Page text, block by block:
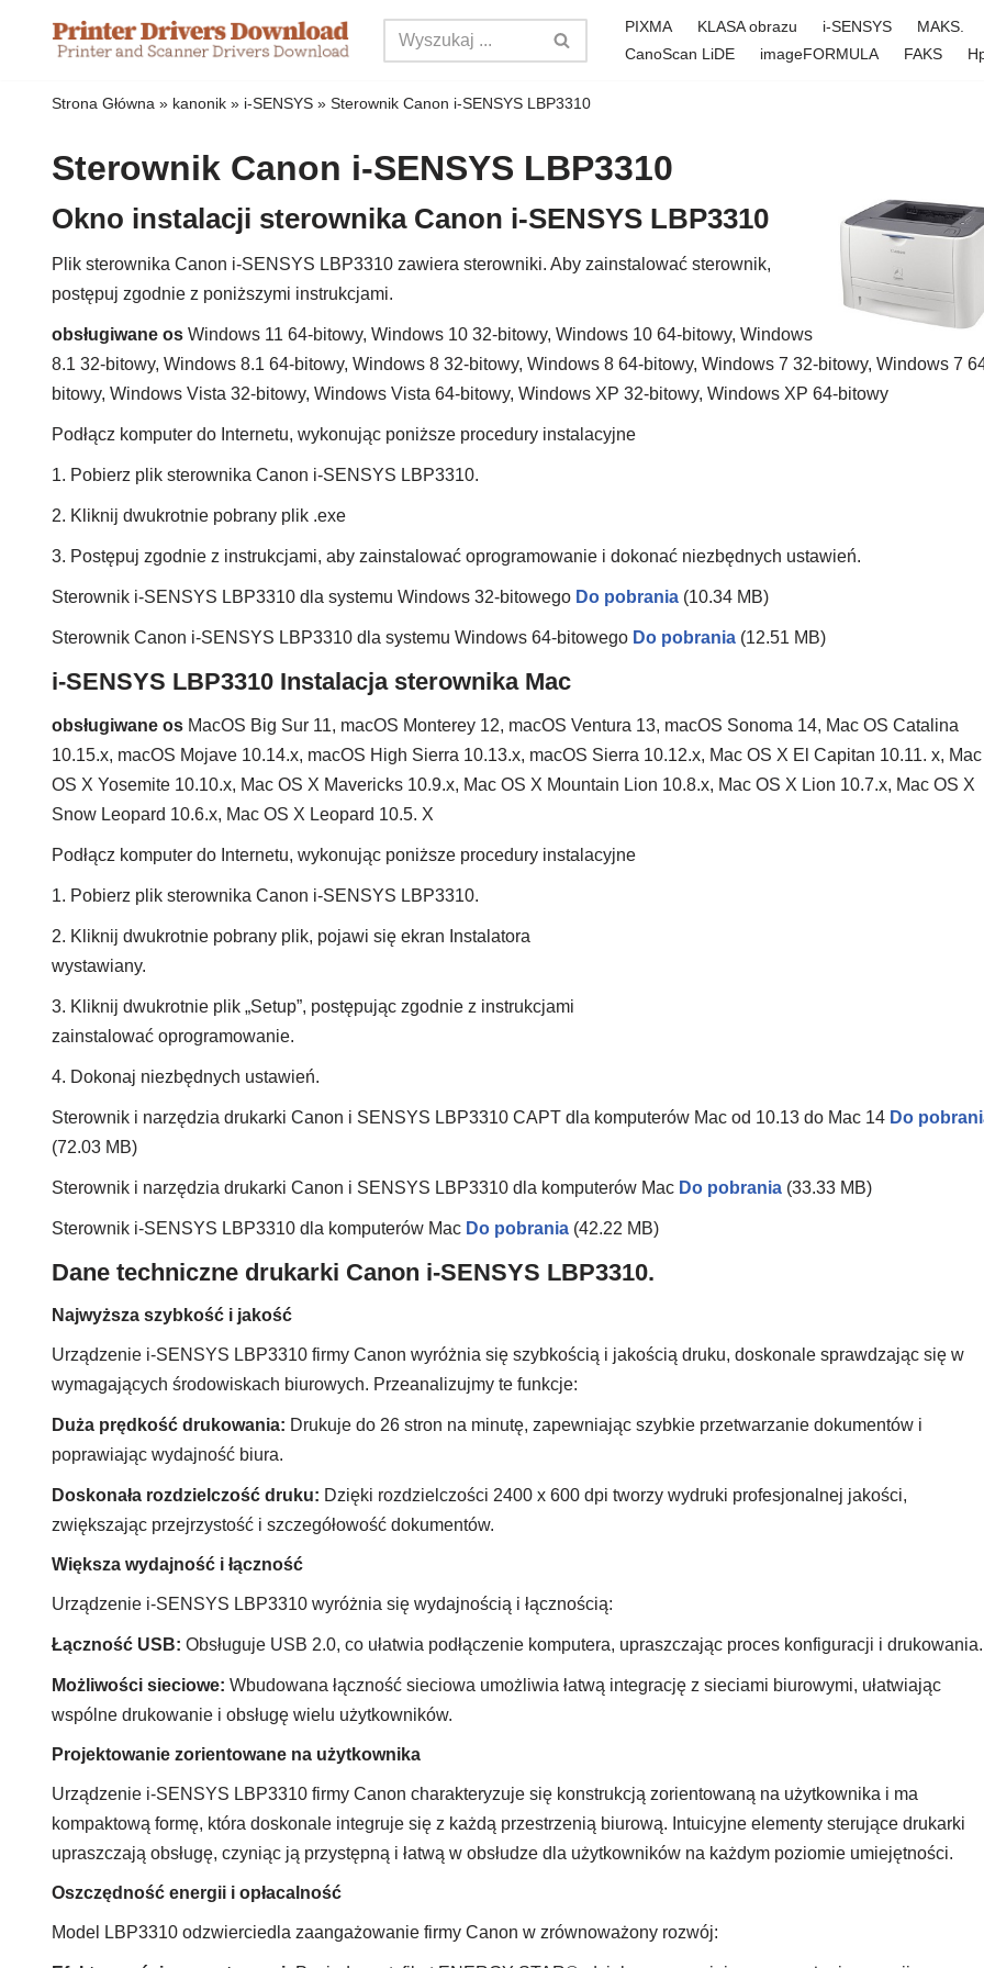
Przejdź
PIXMA KLASA obrazu i-SENSYS
MAKS.
CanoScan LiDE
imageFORMULA FAKS
Strona Główna » kanonik » i-SENSYS » Sterownik Canon i-SENSYS LBP3310
Sterownik Canon i-SENSYS LBP3310
Okno instalacji sterownika Canon i-SENSYS LBP3310
Plik sterownika Canon i-SENSYS LBP3310 zawiera sterowniki. Aby zainstalować sterownik,
postępuj zgodnie z poniższymi instrukcjami.
obsługiwane os Windows 11 64-bitowy, Windows 10 32-bitowy, Windows 10 64-bitowy, Windows
8.1 32-bitowy, Windows 8.1 64-bitowy, Windows 8 32-bitowy, Windows 8 64-bitowy, Windows 7 32-bitowy, Windows 7
bitowy, Windows Vista 32-bitowy, Windows Vista 64-bitowy, Windows XP 32-bitowy, Windows XP 64-bitowy
Podłącz komputer do Internetu, wykonując poniższe procedury instalacyjne
1. Pobierz plik sterownika Canon i-SENSYS LBP3310.
2. Kliknij dwukrotnie pobrany plik .exe
3. Postępuj zgodnie z instrukcjami, aby zainstalować oprogramowanie i dokonać niezbędnych ustawień.
Sterownik i-SENSYS LBP3310 dla systemu Windows 32-bitowego Do pobrania (10.34 MB)
Sterownik Canon i-SENSYS LBP3310 dla systemu Windows 64-bitowego Do pobrania (12.51 MB)
i-SENSYS LBP3310 Instalacja sterownika Mac
obsługiwane os MacOS Big Sur 11, macOS Monterey 12, macOS Ventura 13, macOS Sonoma 14, Mac OS Catalina
10.15.x, macOS Mojave 10.14.x, macOS High Sierra 10.13.x, macOS Sierra 10.12.x, Mac OS X El Capitan 10.11. x, Mac
OS X Yosemite 10.10.x, Mac OS X Mavericks 10.9.x, Mac OS X Mountain Lion 10.8.x, Mac OS X Lion 10.7.x, Mac OS X
Snow Leopard 10.6.x, Mac OS X Leopard 10.5. X
Podłącz komputer do Internetu, wykonując poniższe procedury instalacyjne
1. Pobierz plik sterownika Canon i-SENSYS LBP3310.
2. Kliknij dwukrotnie pobrany plik, pojawi się ekran Instalatora
wystawiany.
3. Kliknij dwukrotnie plik „Setup”, postępując zgodnie z instrukcjami
zainstalować oprogramowanie.
4. Dokonaj niezbędnych ustawień.
Sterownik i narzędzia drukarki Canon i SENSYS LBP3310 CAPT dla komputerów Mac od 10.13 do Mac 14 Do
(72.03 MB)
Sterownik i narzędzia drukarki Canon i SENSYS LBP3310 dla komputerów Mac Do pobrania (33.33 MB)
Sterownik i-SENSYS LBP3310 dla komputerów Mac Do pobrania (42.22 MB)
Dane techniczne drukarki Canon i-SENSYS LBP3310.
Najwyższa szybkość i jakość
Urządzenie i-SENSYS LBP3310 firmy Canon wyróżnia się szybkością i jakością druku, doskonale sprawdzając się w
wymagających środowiskach biurowych. Przeanalizujmy te funkcje:
Duża prędkość drukowania: Drukuje do 26 stron na minutę, zapewniając szybkie przetwarzanie dokumentów i
poprawiając wydajność biura.
Doskonała rozdzielczość druku: Dzięki rozdzielczości 2400 x 600 dpi tworzy wydruki profesjonalnej jakości,
zwiększając przejrzystość i szczegółowość dokumentów.
Większa wydajność i łączność
Urządzenie i-SENSYS LBP3310 wyróżnia się wydajnością i łącznością:
Łączność USB: Obsługuje USB 2.0, co ułatwia podłączenie komputera, upraszczając proces konfiguracji i drukowania.
Możliwości sieciowe: Wbudowana łączność sieciowa umożliwia łatwą integrację z sieciami biurowymi, ułatwiając
wspólne drukowanie i obsługę wielu użytkowników.
Projektowanie zorientowane na użytkownika
Urządzenie i-SENSYS LBP3310 firmy Canon charakteryzuje się konstrukcją zorientowaną na użytkownika i ma
kompaktową formę, która doskonale integruje się z każdą przestrzenią biurową. Intuicyjne elementy sterujące drukarki
upraszczają obsługę, czyniąc ją przystępną i łatwą w obsłudze dla użytkowników na każdym poziomie umiejętności.
Oszczędność energii i opłacalność
Model LBP3310 odzwierciedla zaangażowanie firmy Canon w zrównoważony rozwój: